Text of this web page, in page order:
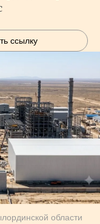
ссылку
области